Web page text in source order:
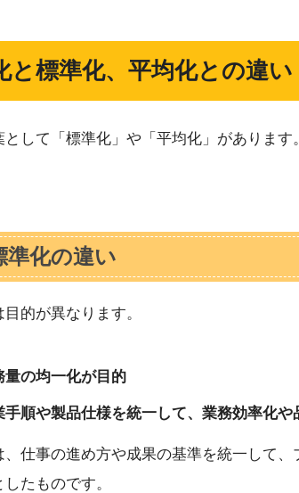
と標準化、平均化との違い
して「標準化」や「平均化」がありま
準化の違い
的が異なります。
量の均一化が目的
手順や製品仕様を統一して、業務効率化
、仕事の進め方や成果の基準を統一して
たものです。